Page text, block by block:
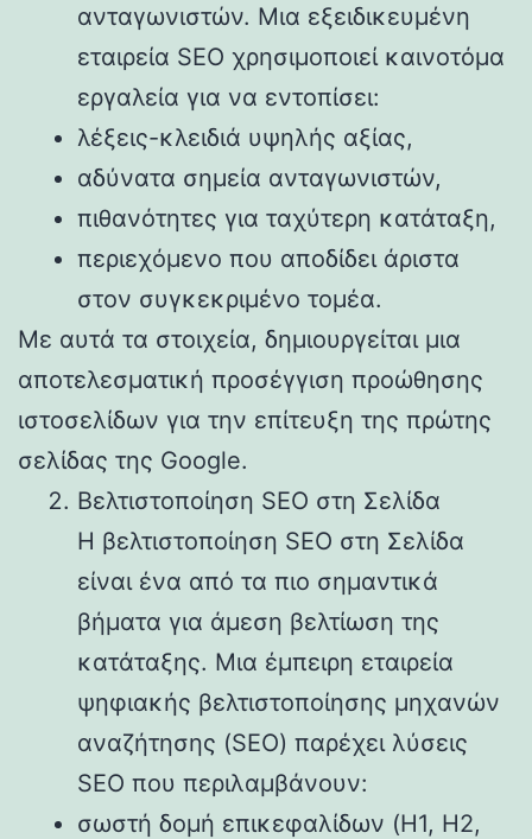
ανταγωνιστών. Μια εξειδικευμένη
εταιρεία SEO χρησιμοποιεί καινοτόμα
εργαλεία για να εντοπίσει:
λέξεις-κλειδιά υψηλής αξίας,
αδύνατα σημεία ανταγωνιστών,
πιθανότητες για ταχύτερη κατάταξη,
περιεχόμενο που αποδίδει άριστα
στον συγκεκριμένο τομέα.
Με αυτά τα στοιχεία, δημιουργείται μια
αποτελεσματική προσέγγιση προώθησης
ιστοσελίδων για την επίτευξη της πρώτης
σελίδας της Google.
Βελτιστοποίηση SEO στη Σελίδα
Η βελτιστοποίηση SEO στη Σελίδα
είναι ένα από τα πιο σημαντικά
βήματα για άμεση βελτίωση της
κατάταξης. Μια έμπειρη εταιρεία
ψηφιακής βελτιστοποίησης μηχανών
αναζήτησης (SEO) παρέχει λύσεις
SEO που περιλαμβάνουν:
σωστή δομή επικεφαλίδων (H1, H2,